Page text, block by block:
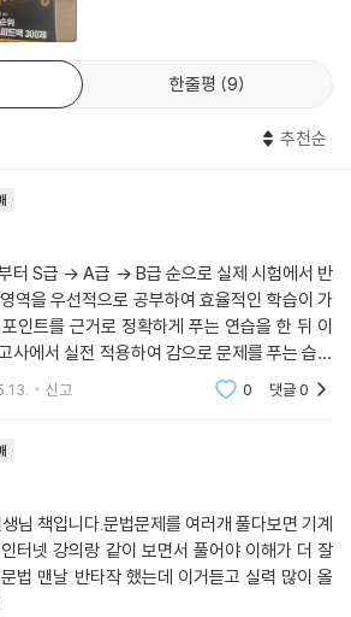
한줄평 9
추천순
터 S급 → A급 → B급 순으로 실제 시험에서 반
역을 우선적으로 공부하여 효율적인 학습이 가
인트를 근거로 정확하게 푸는 연습을 한 뒤 이
사에서 실전 적용하여 감으로 문제를 푸는 습관
아닌 실제 시험 대응력을 기를 수 있다.
신고 0 댓글0
님 책입니다.문법문제를 여러개 풀다보면 기계
터넷 강의랑 같이 보면서 풀어야 이해가 더 잘
법 맨날 반타작 했는데 이거듣고 실력 많이 올